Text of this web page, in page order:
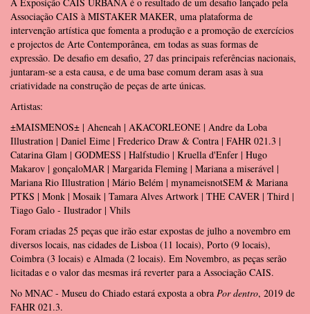
Associação CAIS à MISTAKER MAKER, uma plataforma de
intervenção artística que fomenta a produção e a promoção de exercícios
e projectos de Arte Contemporânea, em todas as suas formas de
expressão. De desafio em desafio, 27 das principais referências nacionais,
juntaram-se a esta causa, e de uma base comum deram asas à sua
criatividade na construção de peças de arte únicas.
Artistas:
±MAISMENOS± | Aheneah | AKACORLEONE | Andre da Loba
Illustration | Daniel Eime | Frederico Draw & Contra | FAHR 021.3 |
Catarina Glam | GODMESS | Halfstudio | Kruella d'Enfer | Hugo
Makarov | gonçaloMAR | Margarida Fleming | Mariana a miserável |
Mariana Rio Illustration | Mário Belém | mynameisnotSEM & Mariana
PTKS | Monk | Mosaik | Tamara Alves Artwork | THE CAVER | Third |
Tiago Galo - Ilustrador | Vhils
Foram criadas 25 peças que irão estar expostas de julho a novembro em
diversos locais, nas cidades de Lisboa (11 locais), Porto (9 locais),
Coimbra (3 locais) e Almada (2 locais). Em Novembro, as peças serão
licitadas e o valor das mesmas irá reverter para a Associação CAIS.
No MNAC - Museu do Chiado estará exposta a obra Por dentro, 2019 de
FAHR 021.3.